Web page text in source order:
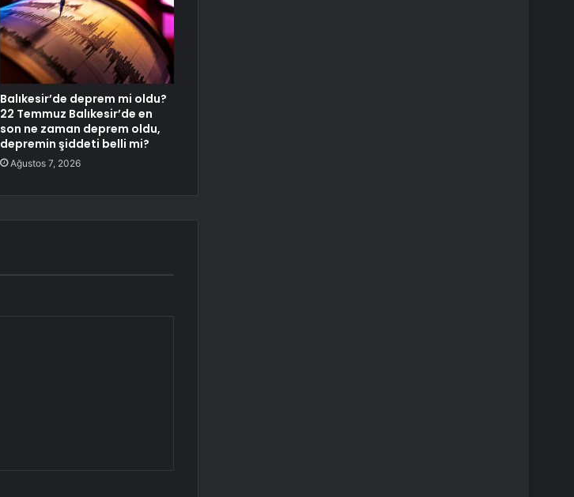
Balıkesir’de deprem mi oldu?
22 Temmuz Balıkesir’de en
son ne zaman deprem oldu,
depremin şiddeti belli mi?
Ağustos 7, 2026